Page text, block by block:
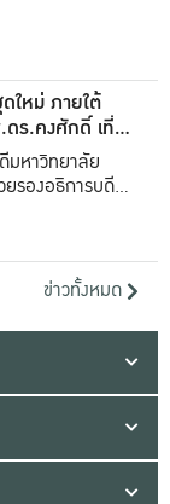
ใหม่ ภายใต้
ร.คงศักดิ์ เที่ยง
มหาวิทยาลัย
รองอธิการบดีทั้ง
ข่าวทั้งหมด